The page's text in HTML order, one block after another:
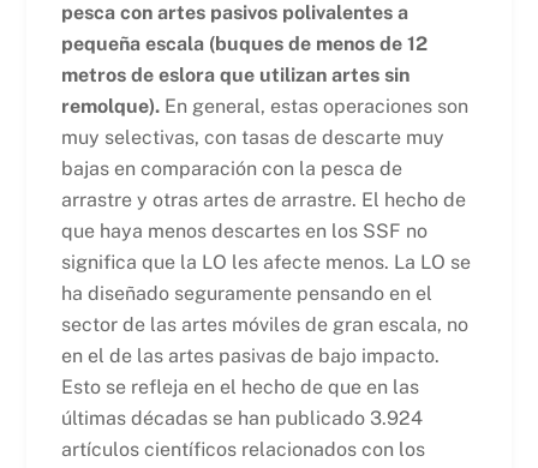
pesca con artes pasivos polivalentes a
pequeña escala (buques de menos de 12
metros de eslora que utilizan artes sin
remolque).En general, estas operaciones son
muy selectivas, con tasas de descarte muy
bajas en comparación con la pesca de
arrastre y otras artes de arrastre. El hecho de
que haya menos descartes en los SSF no
significa que la LO les afecte menos. La LO se
ha diseñado seguramente pensando en el
sector de las artes móviles de gran escala, no
en el de las artes pasivas de bajo impacto.
Esto se refleja en el hecho de que en las
últimas décadas se han publicado 3.924
artículos científicos relacionados con los